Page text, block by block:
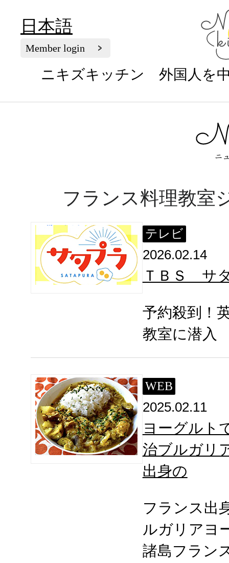
ニキズキッチン 外国人を
日本語
Member login
フランス料理教室
テレビ
2026.02.14
ＴＢＳ サ
予約殺到！
教室に潜入
WEB
2025.02.11
ヨーグルト
治ブルガリ
出身の
フランス出
ルガリアヨ
諸島フラン